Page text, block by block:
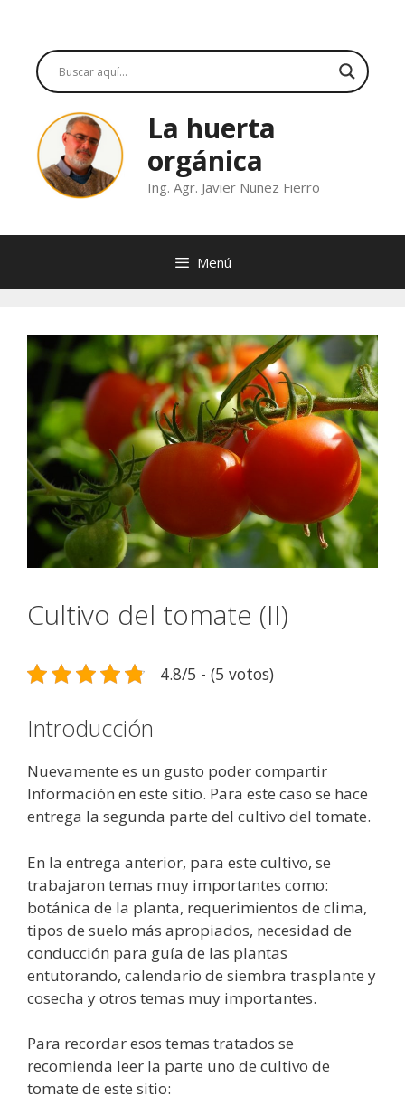
contenido
La huerta
orgánica
Ing. Agr. Javier Nuñez Fierro
Menú
Cultivo del tomate (II)
4.8/5 - (5 votos)
Introducción
Nuevamente es un gusto poder compartir
Información en este sitio. Para este caso se hace
entrega la segunda parte del cultivo del tomate.
En la entrega anterior, para este cultivo, se
trabajaron temas muy importantes como:
botánica de la planta, requerimientos de clima,
tipos de suelo más apropiados, necesidad de
conducción para guía de las plantas
entutorando, calendario de siembra trasplante y
cosecha y otros temas muy importantes.
Para recordar esos temas tratados se
recomienda leer la parte uno de cultivo de
tomate de este sitio: